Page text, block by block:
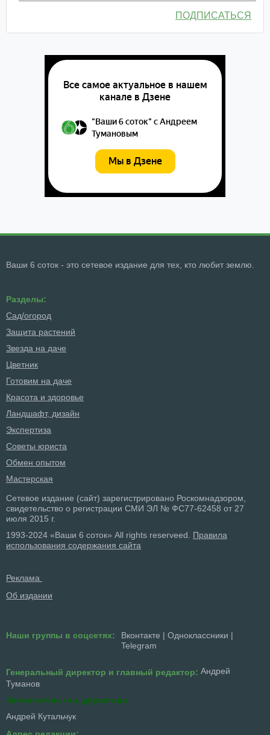
ПОДПИСАТЬСЯ
Ваши 6 соток - это сетевое издание для тех, кто любит землю.
Разделы:
Сад/огород
Защита растений
Звезда на даче
Цветник
Готовим на даче
Красота и здоровье
Ландшафт, дизайн
Экспертиза
Советы юриста
Обмен опытом
Мастерская
Сетевое издание (сайт) зарегистрировано Роскомнадзором,
свидетельство о регистрации СМИ ЭЛ № ФС77-62458 от 27
июля 2015 г.
1993-2024 «Ваши 6 соток» All rights reserveed. Правила
использования содержания сайта
Реклама
Об издании
Наши группы в соцсетях: Вконтакте | Одноклассники |
Telegram
Генеральный директор и главный редактор: Андрей
Туманов
Заместитель ген. директора
Андрей Кутальчук